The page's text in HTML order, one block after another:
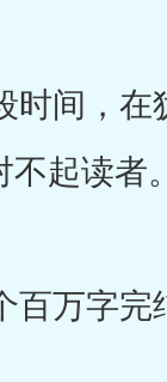
间，
起读者。
万字完